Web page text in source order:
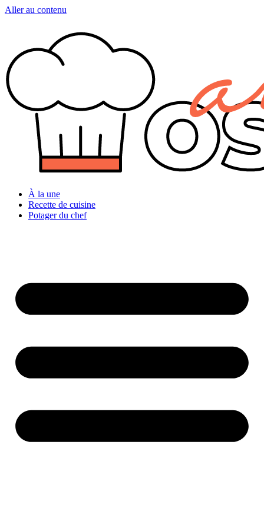
Aller au contenu
À la une
Recette de cuisine
Potager du chef